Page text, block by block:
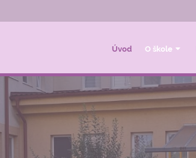
Úvod O škole